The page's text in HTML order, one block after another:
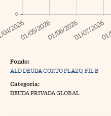
0
Fondo:
ALD DEUDA CORTO PLAZO, FIL B
Categoría:
DEUDA PRIVADA GLOBAL